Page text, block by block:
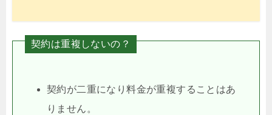
契約は重複しないの？
契約が二重になり料金が重複することはあ
りません。